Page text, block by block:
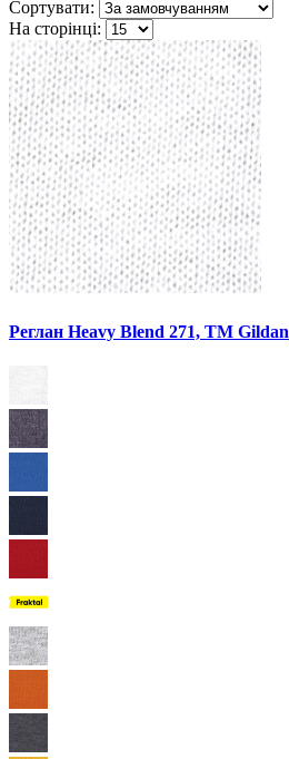
Сортувати:
На сторінці:
Реглан Heavy Blend 271, TM Gildan